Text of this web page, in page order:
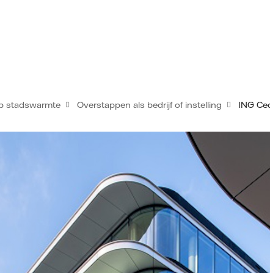
stadswarmte Overstappen als bedrijf of instelling ING